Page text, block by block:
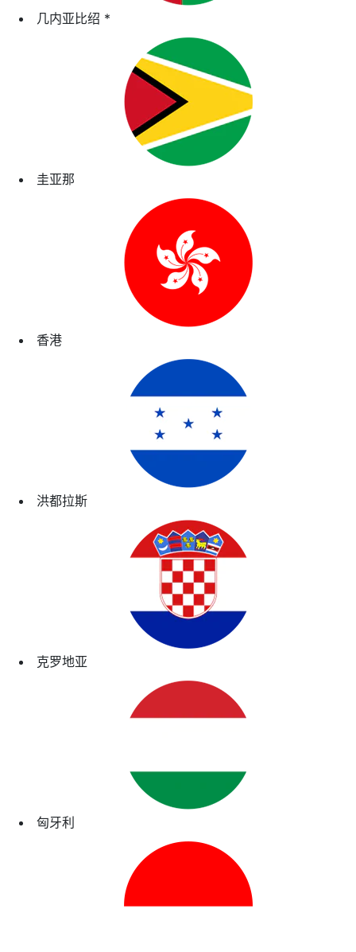
几内亚比绍 *
圭亚那
香港
洪都拉斯
克罗地亚
匈牙利